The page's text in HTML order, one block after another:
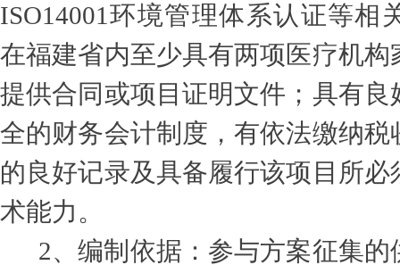
ISO14001环境管理体系认证等相
在福建省内至少具有两项医疗机
提供合同或项目证明文件；具有
全的财务会计制度，有依法缴纳
的良好记录及具备履行该项目所
术能力。
2、编制依据：参与方案征集